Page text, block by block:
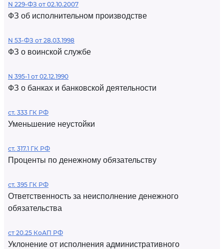
N 229-ФЗ от 02.10.2007
ФЗ об исполнительном производстве
N 53-ФЗ от 28.03.1998
ФЗ о воинской службе
N 395-1 от 02.12.1990
ФЗ о банках и банковской деятельности
ст. 333 ГК РФ
Уменьшение неустойки
ст. 317.1 ГК РФ
Проценты по денежному обязательству
ст. 395 ГК РФ
Ответственность за неисполнение денежного
обязательства
ст 20.25 КоАП РФ
Уклонение от исполнения административного